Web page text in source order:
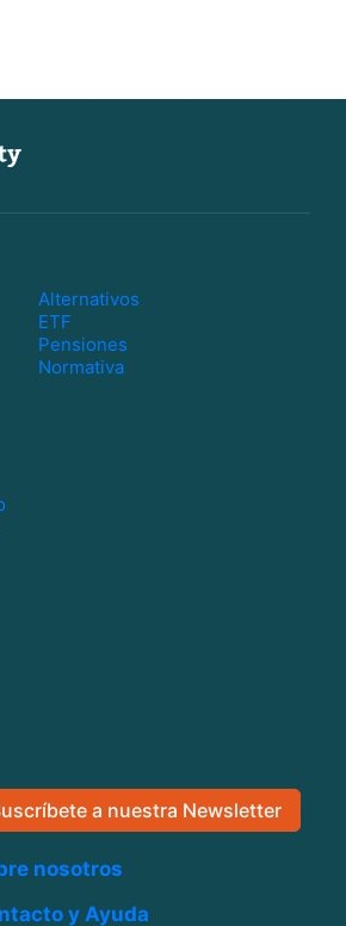
Alternativos
ETF
Pensiones
Normativa
a nuestra Newsletter
nosotros
y Ayuda